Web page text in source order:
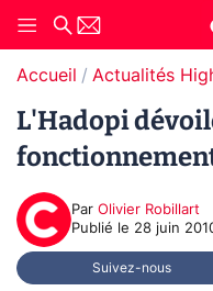
Accueil Actualités
L'Hadopi
Par Olivier Robillart
Publié le 28 juin
Suivez-nous